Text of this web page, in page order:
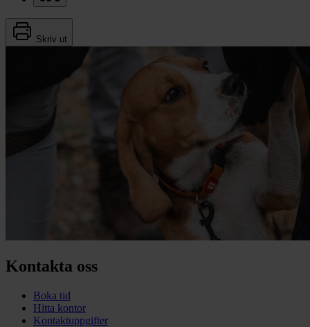
Skriv ut
Kontakta oss
Boka tid
Hitta kontor
Kontaktuppgifter